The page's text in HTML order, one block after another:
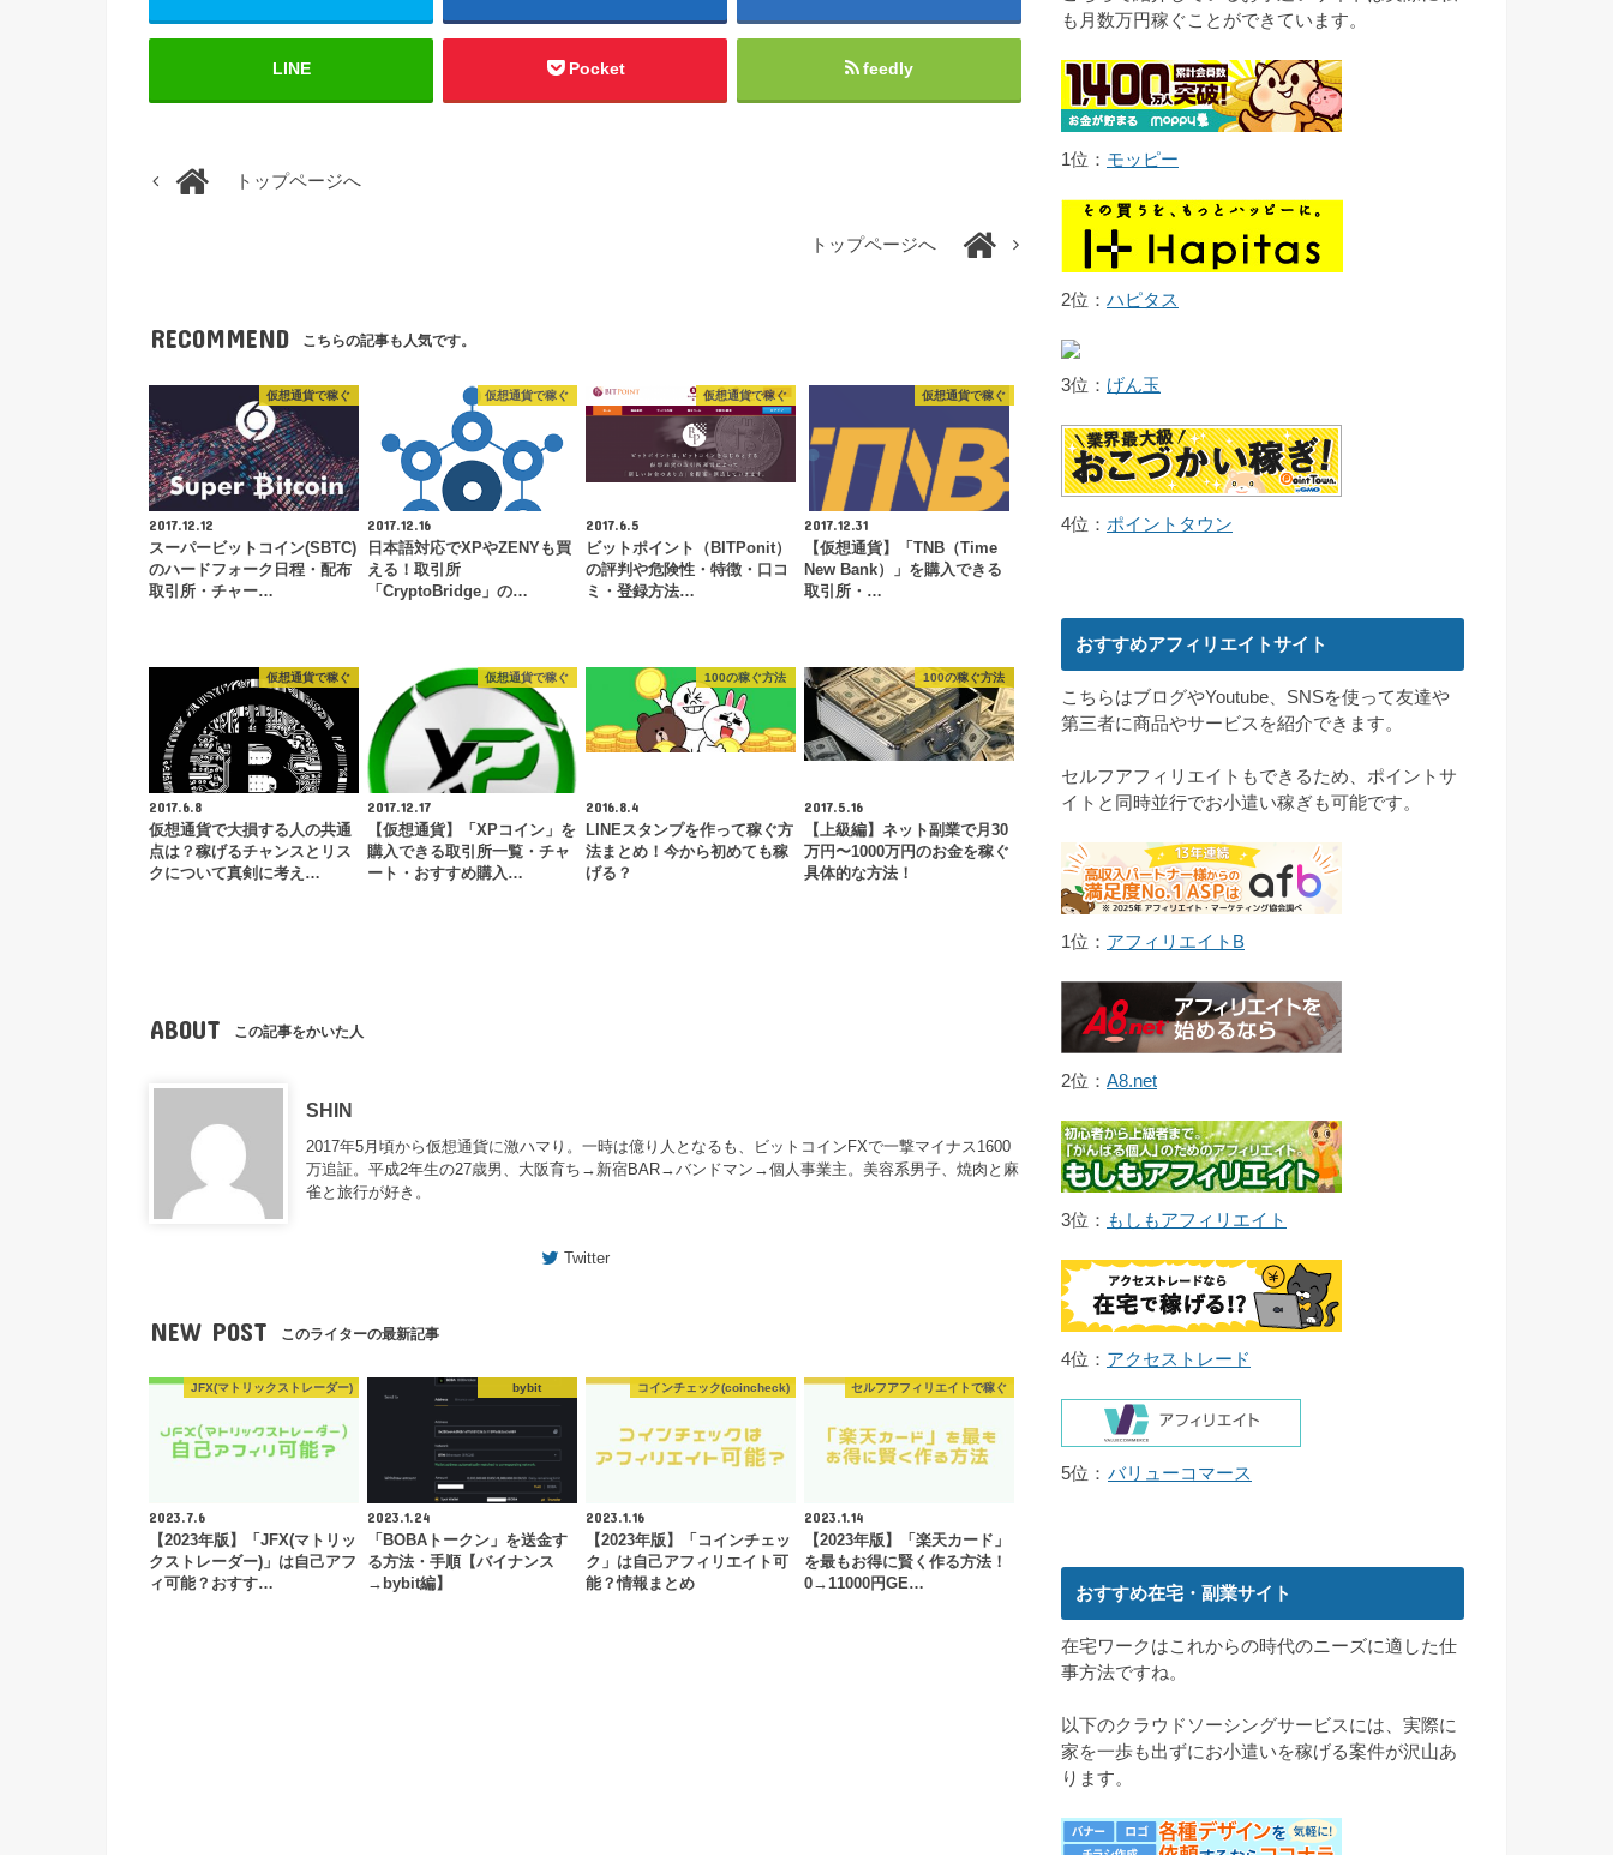
LINE Pocket feedly
トップページへ
トップページへ
RECOMMEND こちらの記事も人気です。
仮想通貨で稼ぐ
2017.12.12
スーパービットコイン(SBTC)
のハードフォーク日程・配布
取引所・チャー…
仮想通貨で稼ぐ
2017.12.16
日本語対応でXPやZENYも買
える！取引所
「CryptoBridge」の…
仮想通貨で稼ぐ
2017.6.5
ビットポイント（BITPonit）
の評判や危険性・特徴・口コ
ミ・登録方法…
仮想通貨で稼ぐ
2017.12.31
【仮想通貨】「TNB（Time
New Bank）」を購入できる
取引所・…
仮想通貨で稼ぐ
2017.6.8
仮想通貨で大損する人の共通
点は？稼げるチャンスとリス
クについて真剣に考え…
仮想通貨で稼ぐ
2017.12.17
【仮想通貨】「XPコイン」を
購入できる取引所一覧・チャ
ート・おすすめ購入…
100の稼ぐ方法
2016.8.4
LINEスタンプを作って稼ぐ方
法まとめ！今から初めても稼
げる？
100の稼ぐ方法
2017.5.16
【上級編】ネット副業で月30
万円〜1000万円のお金を稼ぐ
具体的な方法！
ABOUT この記事をかいた人
SHIN
2017年5月頃から仮想通貨に激ハマり。一時は億り人となるも、ビットコインFXで一撃マイナス1600
万追証。平成2年生の27歳男、大阪育ち→新宿BAR→バンドマン→個人事業主。美容系男子、焼肉と麻
雀と旅行が好き。
Twitter
NEW POST このライターの最新記事
JFX(マトリックストレーダー)
2023.7.6
【2023年版】「JFX(マトリッ
クストレーダー)」は自己アフ
ィ可能？おすす…
bybit
2023.1.24
「BOBAトークン」を送金す
る方法・手順【バイナンス
→bybit編】
コインチェック(coincheck)
2023.1.16
【2023年版】「コインチェッ
ク」は自己アフィリエイト可
能？情報まとめ
セルフアフィリエイトで稼ぐ
2023.1.14
【2023年版】「楽天カード」
を最もお得に賢く作る方法！
0→11000円GE…
も月数万円稼ぐことができています。
1位： モッピー
2位： ハピタス
3位： げん玉
4位： ポイントタウン
おすすめアフィリエイトサイト
こちらはブログやYoutube、SNSを使って友達や
第三者に商品やサービスを紹介できます。
セルフアフィリエイトもできるため、ポイントサ
イトと同時並行でお小遣い稼ぎも可能です。
1位： アフィリエイトB
2位： A8.net
3位： もしもアフィリエイト
4位： アクセストレード
5位： バリューコマース
おすすめ在宅・副業サイト
在宅ワークはこれからの時代のニーズに適した仕
事方法ですね。
以下のクラウドソーシングサービスには、実際に
家を一歩も出ずにお小遣いを稼げる案件が沢山あ
ります。